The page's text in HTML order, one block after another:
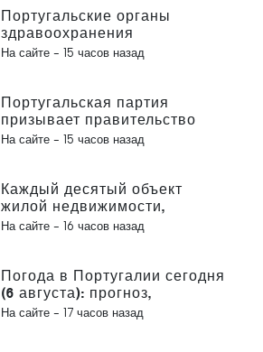
Португальские органы
здравоохранения
предупреждают об опасности
На сайте - 15 часов назад
Португальская партия
призывает правительство
пересмотреть решение о
2030 года в связи с кризисом
вокруг Сеуты
На сайте - 15 часов назад
Каждый десятый объект
жилой недвижимости,
выставленный на продажу в
На сайте - 16 часов назад
Погода в Португалии сегодня
(6 августа): прогноз,
температура и что ожидать
На сайте - 17 часов назад